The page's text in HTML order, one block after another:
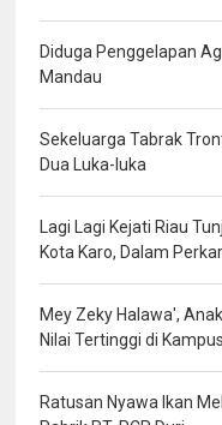
Diduga Penggelapan
Mandau
Sekeluarga Tabrak
Dua Luka-luka
Lagi Lagi Kejati Riau
Kota Karo, Dalam
Mey Zeky Halawa',
Nilai Tertinggi di
Ratusan Nyawa Ikan